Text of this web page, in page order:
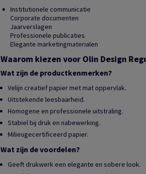
Institutionele communicatie
Corporate documenten
Jaarverslagen
Professionele publicaties
Elegante marketingmaterialen
Waarom kiezen voor Olin Design
Wat zijn de productkenmerken?
Velijn creatief papier met mat oppervlak.
Uitstekende leesbaarheid.
Homogene en professionele uitstraling.
Stabiel bij druk en nabewerking.
Milieugecertificeerd papier.
Wat zijn de voordelen?
Geeft drukwerk een elegante en sobere look.